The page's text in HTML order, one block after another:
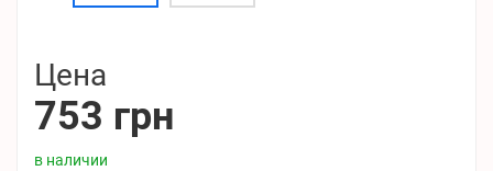
Цена
753 грн
в наличии